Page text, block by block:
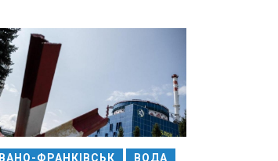
ІВАНО-ФРАНКІВСЬК ВОДА